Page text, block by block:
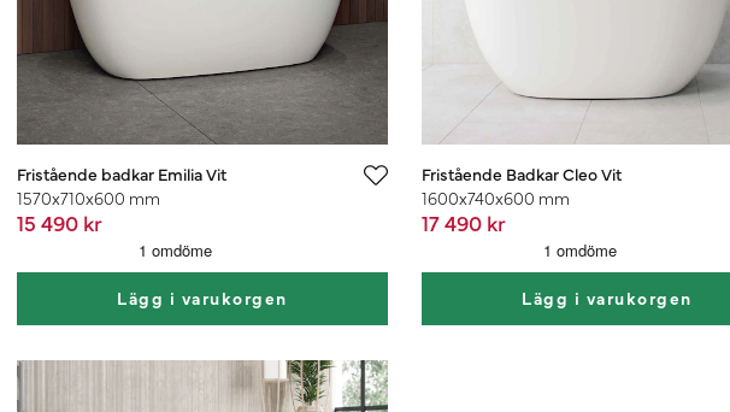
Fristående badkar Emilia Vit
1570x710x600 mm
15 490 kr
Lägg i varukorgen
Fristående Badkar Cleo Vit
1600x740x600 mm
17 490 kr
Lägg i varukorgen